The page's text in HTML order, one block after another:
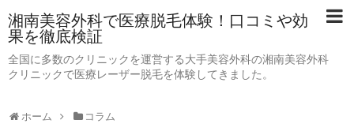
湘南美容外科で医療脱毛体験！口コミや効
果を徹底検証
全国に多数のクリニックを運営する大手美容外科の湘南美容外科
クリニックで医療レーザー脱毛を体験してきました。
ホーム コラム